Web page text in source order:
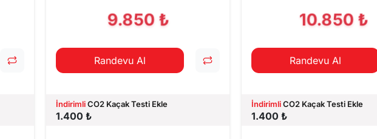
9.850 ₺
Randevu Al
İndirimliCO2 Kaçak Testi Ekle
1.400 ₺
10.850 ₺
Randevu Al
İndirimliCO2 Kaçak Testi Ekle
1.400 ₺